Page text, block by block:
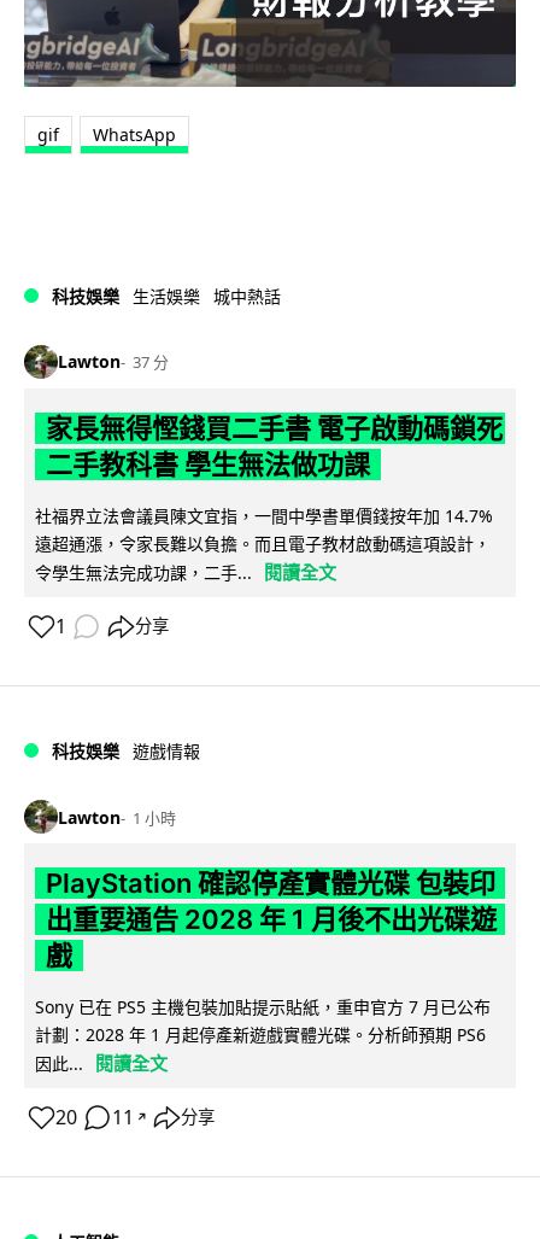
gif WhatsApp
科技娛樂 生活娛樂 城中熱話
Lawton 37 分
家長無得慳錢買二手書 電子啟動碼鎖死
二手教科書 學生無法做功課
社福界立法會議員陳文宜指，一間中學書單價錢按年加 14.7%
遠超通漲，令家長難以負擔。而且電子教材啟動碼這項設計，
令學生無法完成功課，二手...
閱讀全文
1 分享
科技娛樂 遊戲情報
Lawton 1 小時
PlayStation 確認停產實體光碟 包裝印
出重要通告 2028 年 1 月後不出光碟遊
戲
Sony 已在 PS5 主機包裝加貼提示貼紙，重申官方 7 月已公布
計劃：2028 年 1 月起停產新遊戲實體光碟。分析師預期 PS6
因此...
閱讀全文
20 11 ↗ 分享